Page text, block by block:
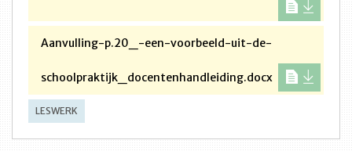
Aanvulling-p.20_-een-voorbeeld-uit-de-
schoolpraktijk_docentenhandleiding.docx
LESWERK